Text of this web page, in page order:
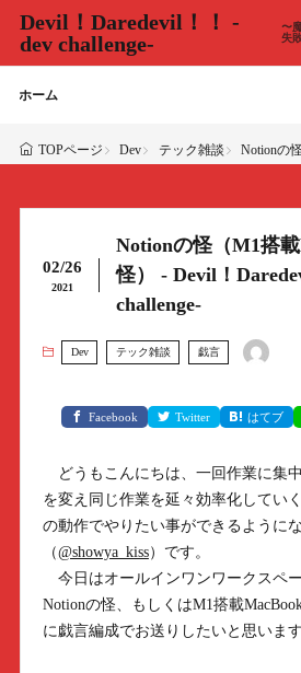
Devil！Daredevil！！ -
dev challenge-
〜
失
ホーム
TOPページ Dev テック雑談 Notionの
02/26
2021
Notionの怪（M1搭
怪） - Devil！
challenge-
Dev テック雑談 戯言
Facebook Twitter はてブ
どうもこんにちは、一回作業に集
を変え同じ作業を延々効率化してい
の動作でやりたい事ができるように
（@showya_kiss）です。
今日はオールインワンワークスペ
Notionの怪、もしくはM1搭載
に戯言編成でお送りしたいと思います